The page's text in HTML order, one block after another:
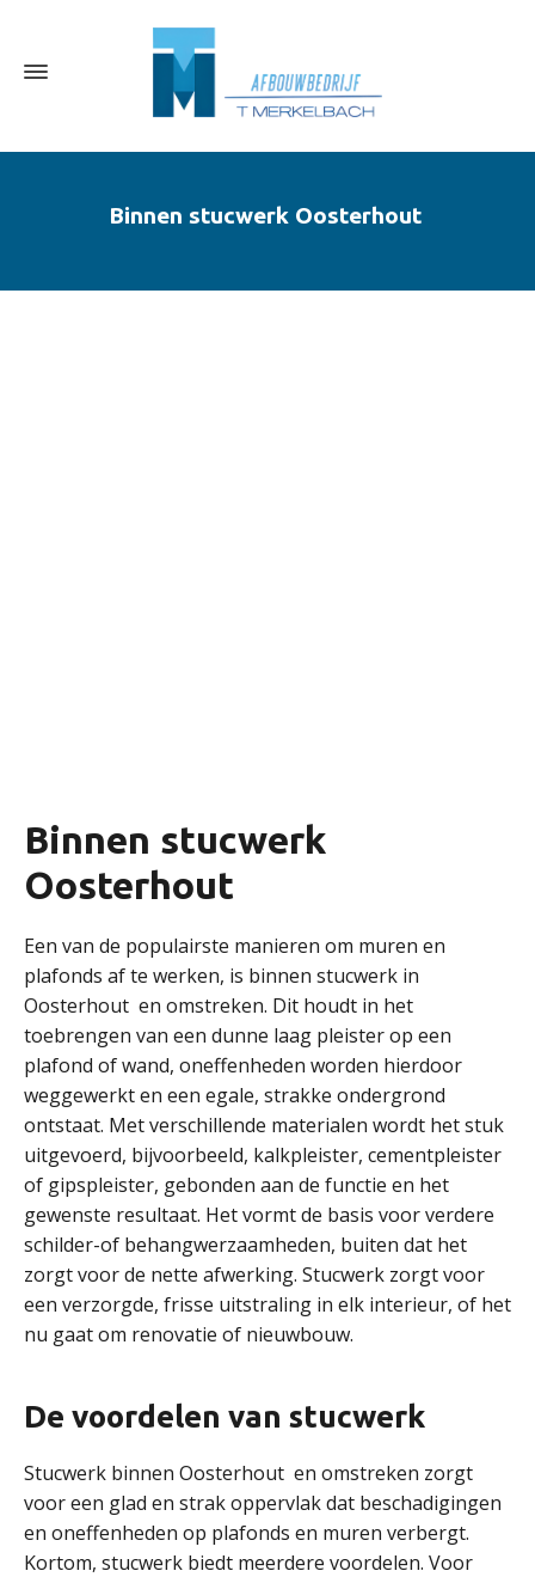
Binnen stucwerk Oosterhout
Binnen stucwerk
Oosterhout
Een van de populairste manieren om muren en
plafonds af te werken, is binnen stucwerk in
Oosterhout en omstreken. Dit houdt in het
toebrengen van een dunne laag pleister op een
plafond of wand, oneffenheden worden hierdoor
weggewerkt en een egale, strakke ondergrond
ontstaat. Met verschillende materialen wordt het stuk
uitgevoerd, bijvoorbeeld, kalkpleister, cementpleister
of gipspleister, gebonden aan de functie en het
gewenste resultaat. Het vormt de basis voor verdere
schilder-of behangwerzaamheden, buiten dat het
zorgt voor de nette afwerking. Stucwerk zorgt voor
een verzorgde, frisse uitstraling in elk interieur, of het
nu gaat om renovatie of nieuwbouw.
De voordelen van stucwerk
Stucwerk binnen Oosterhout en omstreken zorgt
voor een glad en strak oppervlak dat beschadigingen
en oneffenheden op plafonds en muren verbergt.
Kortom, stucwerk biedt meerdere voordelen. Voor